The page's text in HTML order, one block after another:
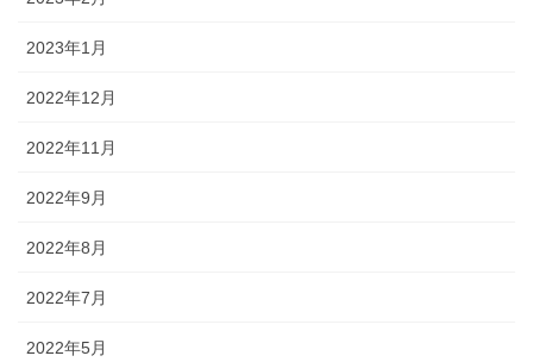
2023年1月
2022年12月
2022年11月
2022年9月
2022年8月
2022年7月
2022年5月